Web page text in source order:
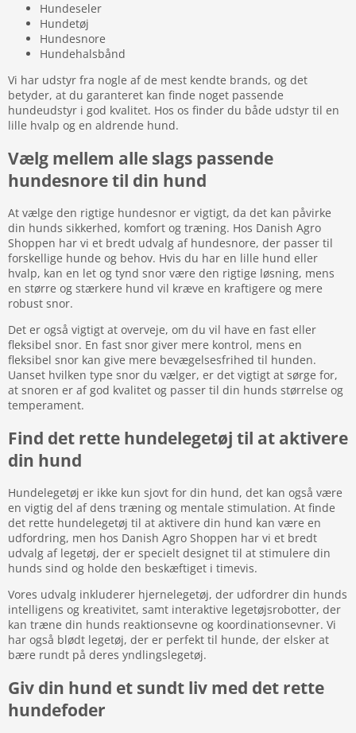
Hundeseler
Hundetøj
Hundesnore
Hundehalsbånd
Vi har udstyr fra nogle af de mest kendte brands, og det
betyder, at du garanteret kan finde noget passende
hundeudstyr i god kvalitet. Hos os finder du både udstyr til en
lille hvalp og en aldrende hund.
Vælg mellem alle slags passende
hundesnore til din hund
At vælge den rigtige hundesnor er vigtigt, da det kan påvirke
din hunds sikkerhed, komfort og træning. Hos Danish Agro
Shoppen har vi et bredt udvalg af hundesnore, der passer til
forskellige hunde og behov. Hvis du har en lille hund eller
hvalp, kan en let og tynd snor være den rigtige løsning, mens
en større og stærkere hund vil kræve en kraftigere og mere
robust snor.
Det er også vigtigt at overveje, om du vil have en fast eller
fleksibel snor. En fast snor giver mere kontrol, mens en
fleksibel snor kan give mere bevægelsesfrihed til hunden.
Uanset hvilken type snor du vælger, er det vigtigt at sørge for,
at snoren er af god kvalitet og passer til din hunds størrelse og
temperament.
Find det rette hundelegetøj til at aktivere
din hund
Hundelegetøj er ikke kun sjovt for din hund, det kan også være
en vigtig del af dens træning og mentale stimulation. At finde
det rette hundelegetøj til at aktivere din hund kan være en
udfordring, men hos Danish Agro Shoppen har vi et bredt
udvalg af legetøj, der er specielt designet til at stimulere din
hunds sind og holde den beskæftiget i timevis.
Vores udvalg inkluderer hjernelegetøj, der udfordrer din hunds
intelligens og kreativitet, samt interaktive legetøjsrobotter, der
kan træne din hunds reaktionsevne og koordinationsevner. Vi
har også blødt legetøj, der er perfekt til hunde, der elsker at
bære rundt på deres yndlingslegetøj.
Giv din hund et sundt liv med det rette
hundefoder